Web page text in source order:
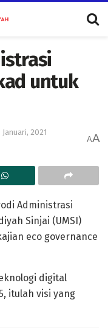
untuk
Januari, 2021
AA
Administrasi
Sinjai (UMSI)
eco governance
digital
itulah visi yang